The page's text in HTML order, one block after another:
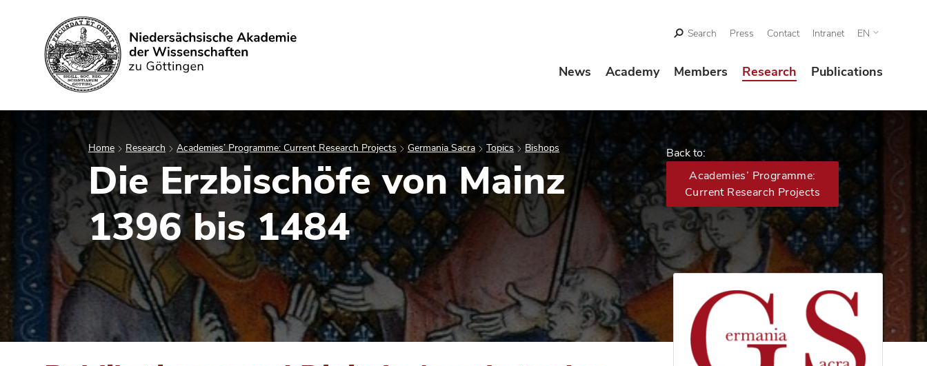
Search
Search Press Contact Intranet EN
News Academy Members Research Publications
Home Research Academies’ Programme: Current Research Projects Germania Sacra Topics Bishops
Die Erzbischöfe von Mainz
1396 bis 1484
Back to:
Academies’ Programme:
Current Research Projects